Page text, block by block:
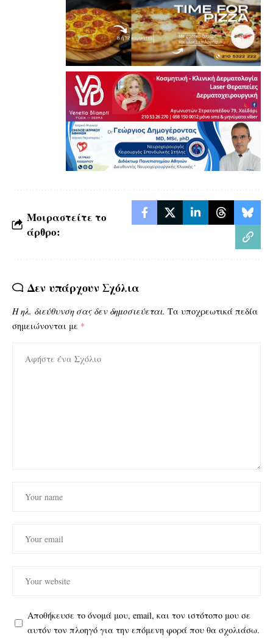
Μοιραστείτε το
άρθρο:
Δεν υπάρχουν Σχόλια
Η ηλ. διεύθυνση σας δεν δημοσιεύεται. Τα υποχρεωτικά πεδία
σημειώνονται με *
Αποθήκευσε το όνομά μου, email, και τον ιστότοπο μου σε
αυτόν τον πλοηγό για την επόμενη φορά που θα σχολιάσω.